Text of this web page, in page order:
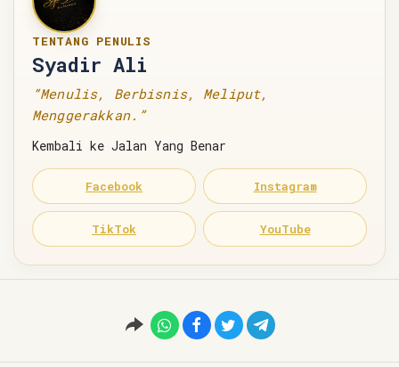
TENTANG PENULIS
Syadir Ali
“Menulis, Berbisnis, Meliput,
Menggerakkan.”
Kembali ke Jalan Yang Benar
Facebook Instagram
TikTok YouTube